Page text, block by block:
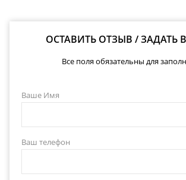
ОСТАВИТЬ ОТЗЫВ / ЗАДАТЬ
Все поля обязательны для
Ваше Имя
Ваш телефон